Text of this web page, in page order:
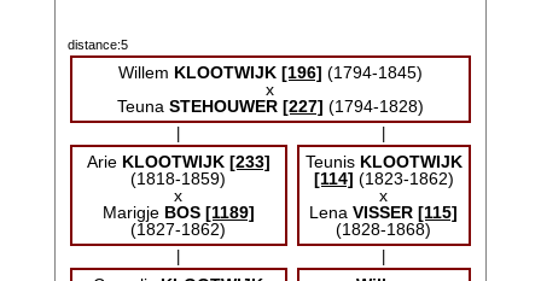
distance:5
Willem KLOOTWIJK [196] (1794-1845)
x
Teuna STEHOUWER [227] (1794-1828)
Arie KLOOTWIJK [233]
(1818-1859)
x
Marigje BOS [1189]
(1827-1862)
Teunis KLOOTWIJK
[114] (1823-1862)
x
LenaVISSER [115]
(1828-1868)